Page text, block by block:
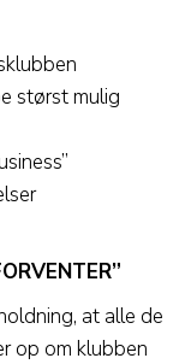
størst mulig
at alle de
op om klubben